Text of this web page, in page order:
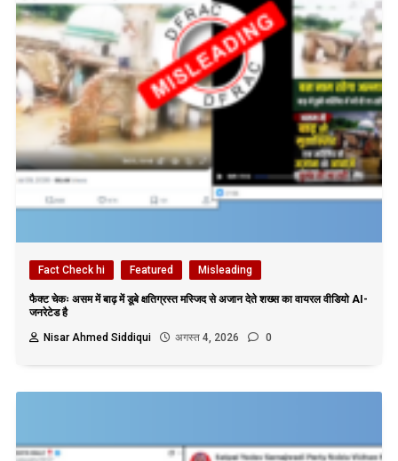
Fact Check hi Featured Misleading
फैक्ट चेकः असम में बाढ़ में डूबे क्षतिग्रस्त मस्जिद से अजान देते शख्स का वायरल वीडियो AI-
जनरेटेड है
Nisar Ahmed Siddiqui
अगस्त 4, 2026 0